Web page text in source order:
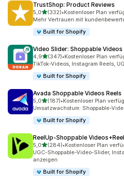
TrustShop: Product Reviews
5,0von 5 Sternen
(332)
332 Rezensionen insgesamt
•Kostenloser Plan
Mehr Vertrauen mit
Built for Shopify
Video Slider: Shoppable Videos
4,9von 5 Sternen
(347)
347 Rezensionen insgesamt
•Kostenloser Plan
TikTok-Videos, Instagram Reels,
Built for Shopify
Avada Shoppable Videos Reels
5,0von 5 Sternen
(187)
187 Rezensionen insgesamt
•Kostenloser Plan
Umsatzwachstum: Shoppable-
Built for Shopify
ReelUp‑Shoppable
5,0von 5 Sternen
(284)
284 Rezensionen insgesamt
•Kostenloser Plan
UGC-Shoppable-Video-Slider,
anzeigen
Built for Shopify